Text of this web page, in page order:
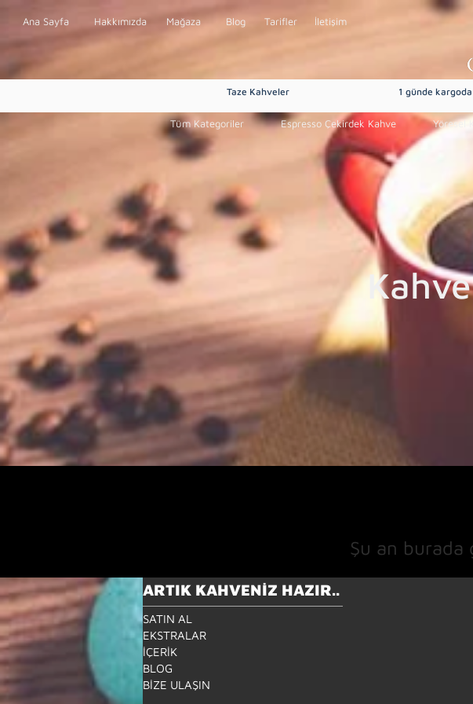
Ana Sayfa Hakkımızda Mağaza Blog Tarifler İletişim
Taze Kahveler 1 günde kargoda
Tüm Kategoriler Espresso Çekirdek Kahve Yöresel
Şu an burada
ARTIK KAHVENİZ HAZIR..
SATIN AL
EKSTRALAR
İÇERİK
BLOG
BİZE ULAŞIN